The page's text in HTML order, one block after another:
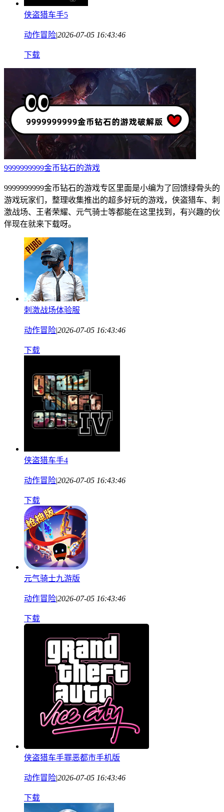
侠盗猎车手5
动作冒险|2026-07-05 16:43:46
下载
9999999999金币钻石的游戏
9999999999金币钻石的游戏专区里面是小编为了回馈绿骨头的
游戏玩家们，整理收集推出的超多好玩的游戏，侠盗猎车、刺
激战场、王者荣耀、元气骑士等都能在这里找到，有兴趣的伙
伴现在就来下载呀。
刺激战场体验服
动作冒险|2026-07-05 16:43:46
下载
侠盗猎车手4
动作冒险|2026-07-05 16:43:46
下载
元气骑士九游版
动作冒险|2026-07-05 16:43:46
下载
侠盗猎车手罪恶都市手机版
动作冒险|2026-07-05 16:43:46
下载